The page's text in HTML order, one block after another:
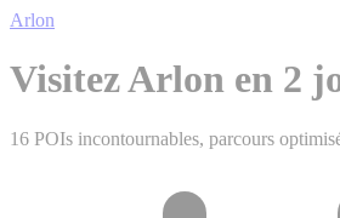
Arlon
Visitez Arlon en 2
16 POIs incontournables, parcours